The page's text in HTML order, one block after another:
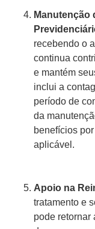
Manutenção
recebendo o
continua
e mantém
inclui a
período de
da
benefícios
aplicável.
Apoio na
tratamento e
pode retornar